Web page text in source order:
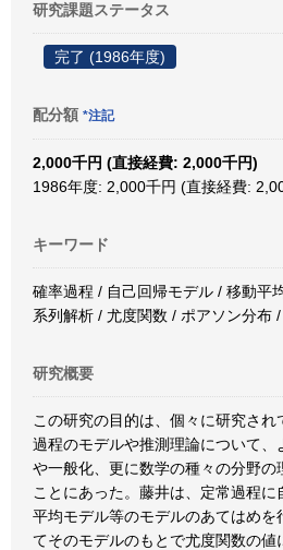
研究課題ステータス
完了 (1986年度)
配分額 *注記
2,000千円 (直接経費: 2,000千円)
1986年度: 2,000千円 (直接経費:
キーワード
確率過程 / 自己回帰モデル / 移動平
系列解析 / 尤度関数 / ポアソン分布 /
研究概要
この研究の目的は、個々に研究さ
過程のモデルや推測理論について、
や一般化、更に数学の種々の分野の
ことにあった。藤井は、定常過程に
平均モデル等のモデルのあてはめを
てそのモデルのもとで尤度関数の値